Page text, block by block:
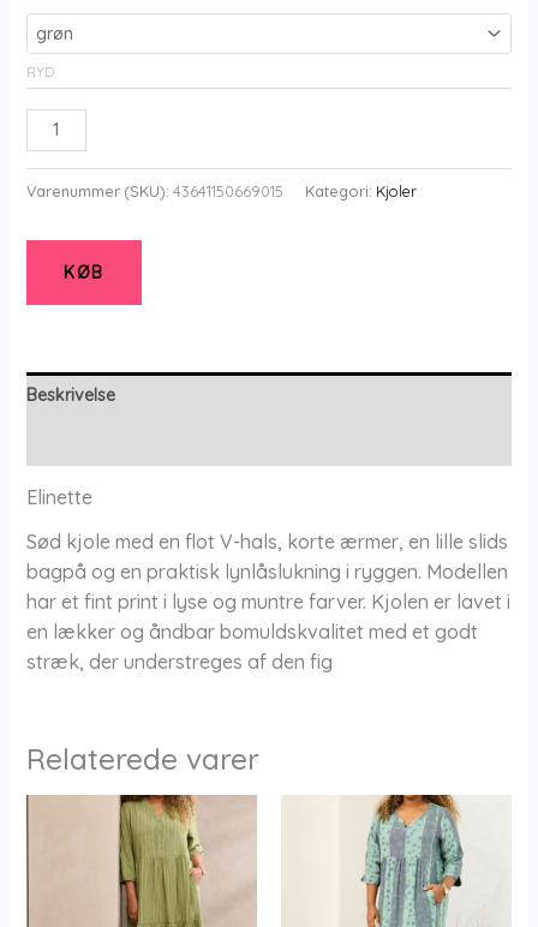
RYD
Elsilvia
-
Ming
-
-
Elinette
Varenummer (SKU): 43641150669015 Kategori: Kjoler
KØB
Beskrivelse
Elinette
Sød kjole med en flot V-hals, korte ærmer, en lille slids
bagpå og en praktisk lynlåslukning i ryggen. Modellen
har et fint print i lyse og muntre farver. Kjolen er lavet i
en lækker og åndbar bomuldskvalitet med et godt
stræk, der understreges af den fig
Relaterede varer